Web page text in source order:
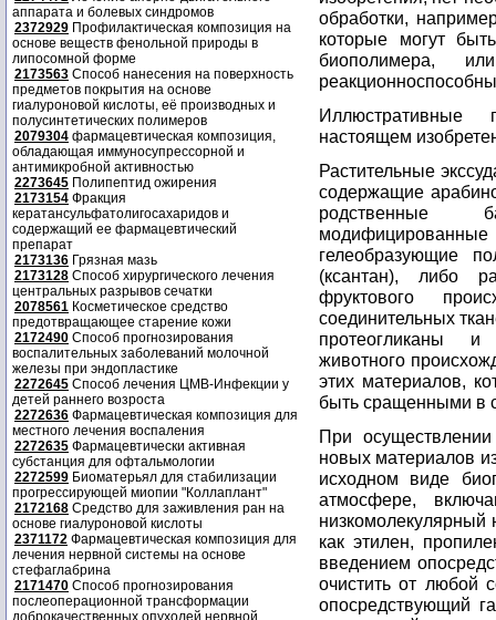
аппарата и болевых синдромов
2372929 Профилактическая композиция на
основе веществ фенольной природы в
липосомной форме
2173563 Способ нанесения на поверхность
предметов покрытия на основе
гиалуроновой кислоты, её производных и
полусинтетических полимеров
2079304 фармацевтическая композиция,
обладающая иммуносупрессорной и
антимикробной активностью
2273645 Полипептид ожирения
2173154 Фракция
кератансульфатолигосахаридов и
содержащий ее фармацевтический
препарат
2173136 Грязная мазь
2173128 Способ хирургического лечения
центральных разрывов сечатки
2078561 Косметическое средство
предотвращающее старение кожи
2172490 Способ прогнозирования
воспалительных заболеваний молочной
железы при эндопластике
2272645 Способ лечения ЦМВ-Инфекции у
детей раннего возроста
2272636 Фармацевтическая композиция для
местного лечения воспаления
2272635 Фармацевтически активная
субстанция для офтальмологии
2272599 Биоматерьял для стабилизации
прогрессирующей миопии "Коллаплант"
2172168 Средство для заживления ран на
основе гиалуроновой кислоты
2371172 Фармацевтическая композиция для
лечения нервной системы на основе
стефаглабрина
2171470 Способ прогнозирования
послеоперационной трансформации
доброкачественных опухолей нервной
обработки,
которые могут
биополимера,
Иллюстративные
настоящем
Растительные
содержащие
родственные
модифицированные
гелеобразующие
(ксантан), либо
фруктового
соединительных
протеогликаны и
животного
этих материалов,
быть сращенными в
При
новых материалов
исходном виде
атмосфере,
как этилен,
введением
очистить от любой
опосредствующий